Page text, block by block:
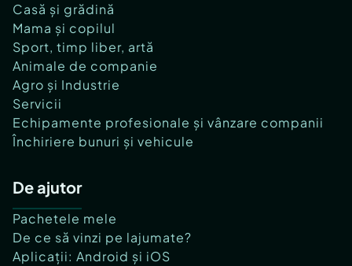
Casă și grădină
Mama și copilul
Sport, timp liber, artă
Animale de companie
Agro și Industrie
Servicii
Echipamente profesionale și vânzare companii
Închiriere bunuri și vehicule
De ajutor
Pachetele mele
De ce să vinzi pe lajumate?
Aplicații: Android și iOS